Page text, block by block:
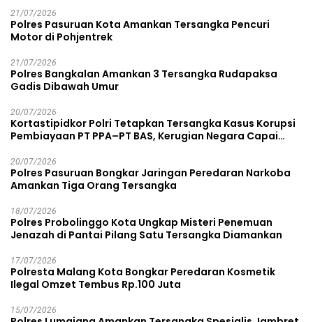
21/07/2026
Polres Pasuruan Kota Amankan Tersangka Pencuri
Motor di Pohjentrek
21/07/2026
Polres Bangkalan Amankan 3 Tersangka Rudapaksa
Gadis Dibawah Umur
20/07/2026
Kortastipidkor Polri Tetapkan Tersangka Kasus Korupsi
Pembiayaan PT PPA–PT BAS, Kerugian Negara Capai
20/07/2026
Polres Pasuruan Bongkar Jaringan Peredaran Narkoba
Amankan Tiga Orang Tersangka
18/07/2026
Polres Probolinggo Kota Ungkap Misteri Penemuan
Jenazah di Pantai Pilang Satu Tersangka Diamankan
17/07/2026
Polresta Malang Kota Bongkar Peredaran Kosmetik
Ilegal Omzet Tembus Rp.100 Juta
15/07/2026